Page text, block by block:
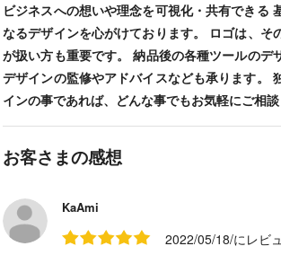
ビジネスへの想いや理念を可視化・共有できる
なるデザインを心がけております。 ロゴは、そ
が扱い方も重要です。 納品後の各種ツールのデ
デザインの監修やアドバイスなども承ります。
インの事であれば、どんな事でもお気軽にご相談
お客さまの感想
KaAmi
2022/05/18/にレビ